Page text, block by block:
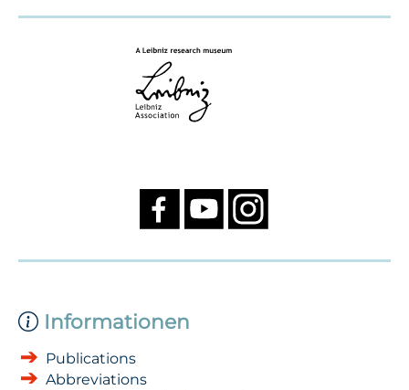
Informationen
Publications
Abbreviations